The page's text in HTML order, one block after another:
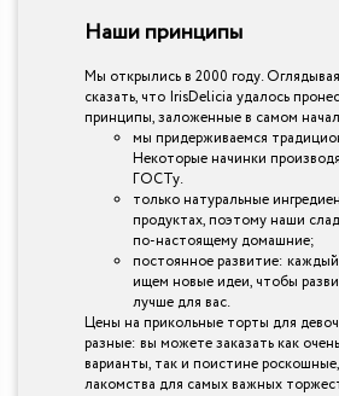
Наши принципы
Мы открылись в 2000 году.
сказать, что IrisDelicia удалось
принципы, заложенные в самом
мы придерживаемся
Некоторые начинки
ГОСТу.
только натуральные
продуктах, поэтому наши
по-настоящему домашние;
постоянное развитие:
ищем новые идеи, чтобы
лучше для вас.
Цены на прикольные торты для
разные: вы можете заказать как
варианты, так и поистине
лакомства для самых важных